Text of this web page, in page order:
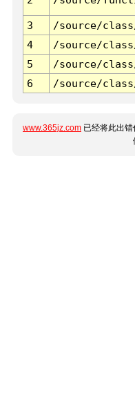
3 /source/
4
/source/
5
/source/
6
/source/
www.365jz.com 已经将此出